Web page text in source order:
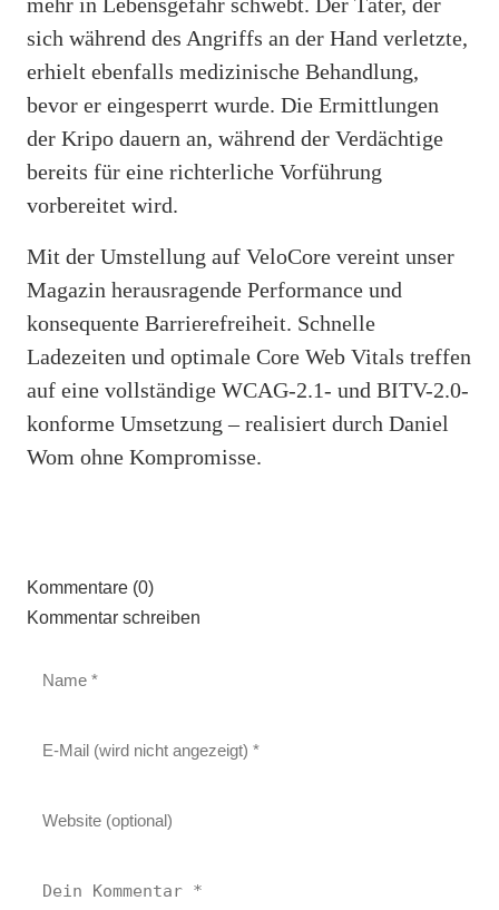
sich während des Angriffs an der Hand verletzte,
erhielt ebenfalls medizinische Behandlung,
bevor er eingesperrt wurde. Die Ermittlungen
der Kripo dauern an, während der Verdächtige
bereits für eine richterliche Vorführung
vorbereitet wird.
Mit der Umstellung auf VeloCore vereint unser
Magazin herausragende Performance und
konsequente Barrierefreiheit. Schnelle
Ladezeiten und optimale Core Web Vitals treffen
auf eine vollständige WCAG-2.1- und BITV-2.0-
konforme Umsetzung – realisiert durch Daniel
Wom ohne Kompromisse.
Kommentare (0)
Kommentar schreiben